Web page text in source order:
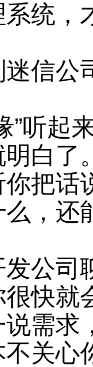
系统，
信公
”听起
白了
把话
，还
公司
很快就
需求
关心